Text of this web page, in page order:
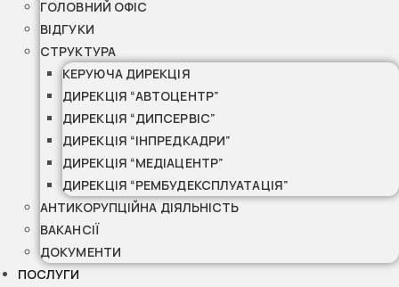
ГОЛОВНИЙ ОФІС
ВІДГУКИ
СТРУКТУРА
КЕРУЮЧА ДИРЕКЦІЯ
ДИРЕКЦІЯ “АВТОЦЕНТР”
ДИРЕКЦІЯ “ДИПСЕРВІС”
ДИРЕКЦІЯ “ІНПРЕДКАДРИ”
ДИРЕКЦІЯ “МЕДІАЦЕНТР”
ДИРЕКЦІЯ “РЕМБУДЕКСПЛУАТАЦІЯ”
АНТИКОРУПЦІЙНА ДІЯЛЬНІСТЬ
ВАКАНСІЇ
ДОКУМЕНТИ
ПОСЛУГИ